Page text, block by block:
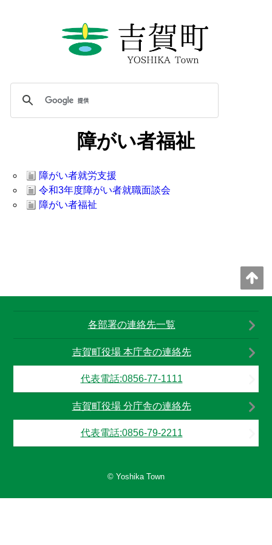
障がい者福祉
障がい者就労支援
令和3年度障がい者就職面談会
障がい者福祉
各部署の連絡先一覧
吉賀町役場 本庁舎の連絡先
代表電話:0856-77-1111
吉賀町役場 分庁舎の連絡先
代表電話:0856-79-2211
© Yoshika Town